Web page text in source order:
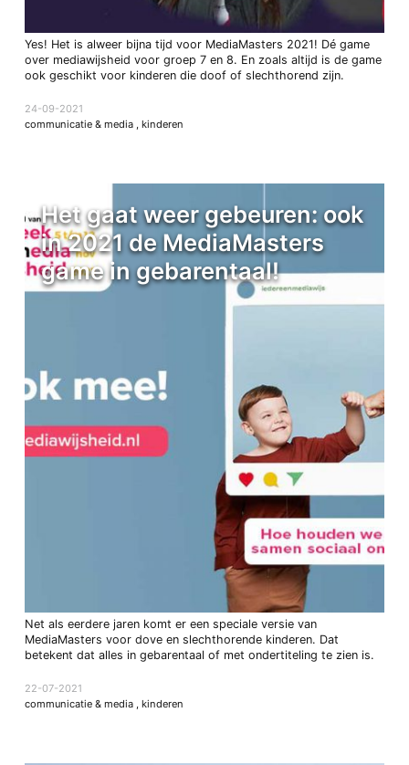
Yes! Het is alweer bijna tijd voor MediaMasters 2021! Dé game
over mediawijsheid voor groep 7 en 8. En zoals altijd is de game
ook geschikt voor kinderen die doof of slechthorend zijn.
24-09-2021
communicatie & media , kinderen
Het gaat weer gebeuren: ook
in 2021 de MediaMasters
game in gebarentaal!
Net als eerdere jaren komt er een speciale versie van
MediaMasters voor dove en slechthorende kinderen. Dat
betekent dat alles in gebarentaal of met ondertiteling te zien is.
22-07-2021
communicatie & media , kinderen